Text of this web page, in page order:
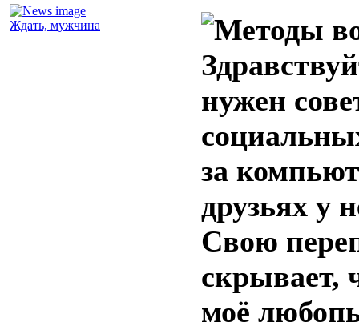
Ждать, мужчина
нужен
за
друзьях у
Свою
скрывает,
моё